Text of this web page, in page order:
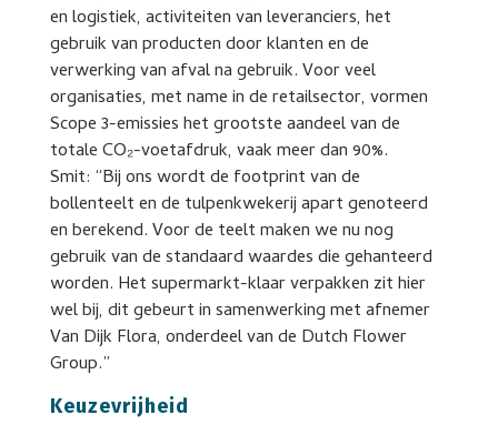
en logistiek, activiteiten van leveranciers, het
gebruik van producten door klanten en de
verwerking van afval na gebruik. Voor veel
organisaties, met name in de retailsector, vormen
Scope 3-emissies het grootste aandeel van de
totale CO₂-voetafdruk, vaak meer dan 90%.
Smit: “Bij ons wordt de footprint van de
bollenteelt en de tulpenkwekerij apart genoteerd
en berekend. Voor de teelt maken we nu nog
gebruik van de standaard waardes die gehanteerd
worden. Het supermarkt-klaar verpakken zit hier
wel bij, dit gebeurt in samenwerking met afnemer
Van Dijk Flora, onderdeel van de Dutch Flower
Group.”
Keuzevrijheid